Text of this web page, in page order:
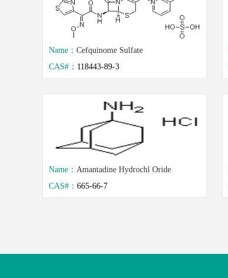
Name： Cefquinome Sulfate
CAS#： 118443-89-3
Name： Amantadine Hydrochl Oride
CAS#： 665-66-7